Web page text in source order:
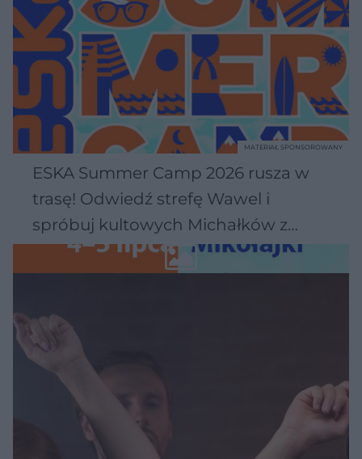
ESKA Summer Camp 2026 rusza w
trasę! Odwiedź strefę Wawel i
spróbuj kultowych Michałków z
Wawelu
MATERIAŁ SPONSOROWANY